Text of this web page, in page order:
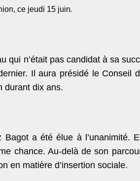
ce jeudi 15 juin.
qui n’était pas candidat à sa
Il aura présidé le Conseil
durant dix ans.
Bagot a été élue à l’unanimité.
chance. Au-delà de son
en matière d’insertion sociale.